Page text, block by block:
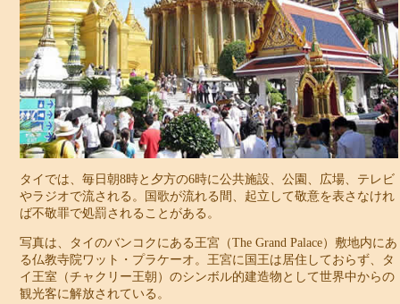
タイでは、毎日朝8時と夕方の6時に公共施設、公園、広場、テレビ
やラジオで流される。国歌が流れる間、起立して敬意を表さなけれ
ば不敬罪で処罰されることがある。
写真は、タイのバンコクにある王宮（The Grand Palace）敷地内にあ
る仏教寺院ワット・プラケーオ。王宮に国王は居住しておらず、タ
イ王室（チャクリー王朝）のシンボル的建造物として世界中からの
観光客に解放されている。